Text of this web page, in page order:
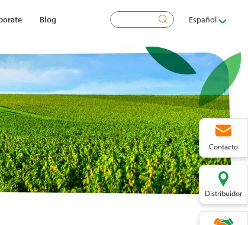
Contacto
Distribuidor
Blog Buscar Español